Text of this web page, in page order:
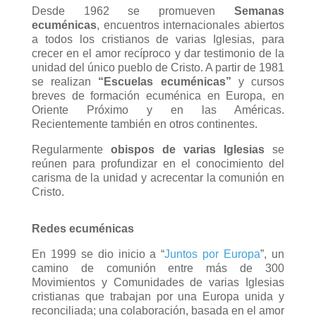
Desde 1962 se promuevenSemanas
ecuménicas, encuentros internacionales abiertos
a todos los cristianos de varias Iglesias, para
crecer en el amor recíproco y dar testimonio de la
unidad del único pueblo de Cristo. A partir de 1981
se realizan “Escuelas ecuménicas” y cursos
breves de formación ecuménica en Europa, en
Oriente Próximo y en las Américas.
Recientemente también en otros continentes.
Regularmente obispos de varias Iglesias se
reúnen para profundizar en el conocimiento del
carisma de la unidad y acrecentar la comunión en
Cristo.
Redes ecuménicas
En 1999 se dio inicio a “Juntos por Europa”, un
camino de comunión entre más de 300
Movimientos y Comunidades de varias Iglesias
cristianas que trabajan por una Europa unida y
reconciliada; una colaboración, basada en el amor